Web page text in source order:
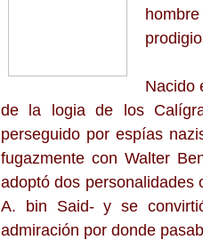
Nacido
de la logia de los
perseguido por espías
fugazmente con Walter
adoptó dos personalidades
A. bin Said- y se
admiración por donde